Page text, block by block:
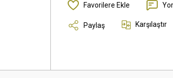
Paylaş Karşılaştır